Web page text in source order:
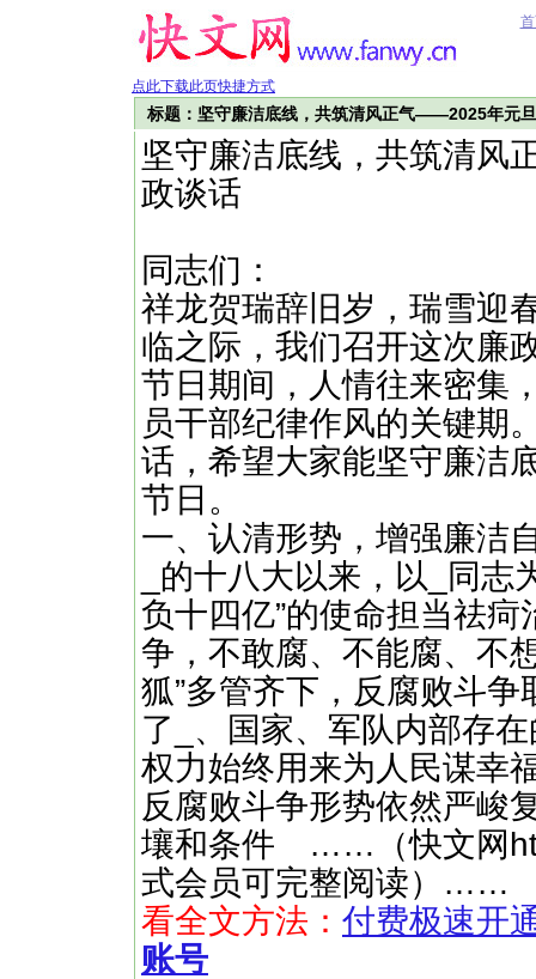
点此下载此页快捷方式
标题：坚守廉洁底线，共筑清风正气——2025年元
坚守廉洁底线，共筑清
政谈话
同志们：
祥龙贺瑞辞旧岁，瑞雪迎
临之际，我们召开这次廉
节日期间，人情往来密集
员干部纪律作风的关键期
话，希望大家能坚守廉洁
节日。
一、认清形势，增强廉洁
_的十八大以来，以_同
负十四亿”的使命担当祛
争，不敢腐、不能腐、不
狐”多管齐下，反腐败斗
了_、国家、军队内部存
权力始终用来为人民谋幸
反腐败斗争形势依然严峻
壤和条件 ……（快文网
式会员可完整阅读）……
看全文方法： 付费极速开
账号